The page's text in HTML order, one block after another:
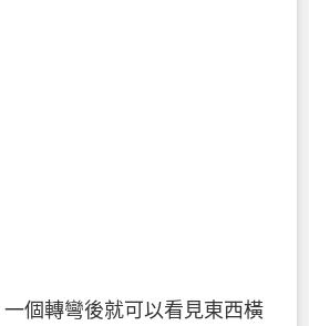
個轉彎後就可以看見東西橫